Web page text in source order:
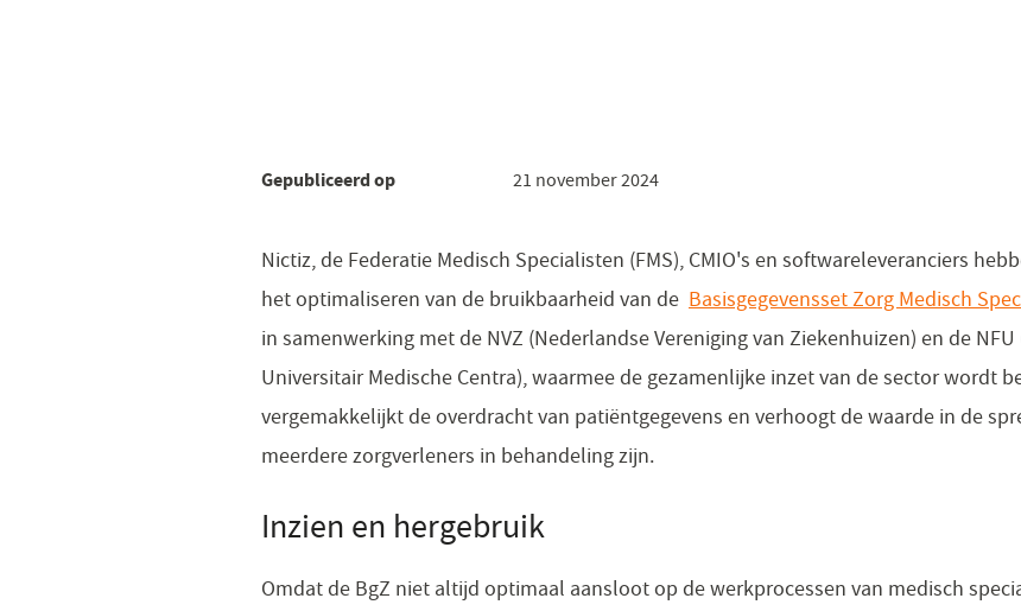
Gepubliceerd op 21 november 2024
Nictiz, de Federatie Medisch Specialisten (FMS), CMIO's en softwareleveranciers
het optimaliseren van de bruikbaarheid van de Basisgegevensset Zorg Medisch
in samenwerking met de NVZ (Nederlandse Vereniging van Ziekenhuizen) en de
Universitair Medische Centra), waarmee de gezamenlijke inzet van de sector wordt
vergemakkelijkt de overdracht van patiëntgegevens en verhoogt de waarde in de
meerdere zorgverleners in behandeling zijn.
Inzien en hergebruik
Omdat de BgZ niet altijd optimaal aansloot op de werkprocessen van medisch